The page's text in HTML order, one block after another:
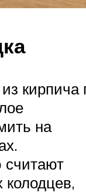
кирпича
на
считают
колодцев,